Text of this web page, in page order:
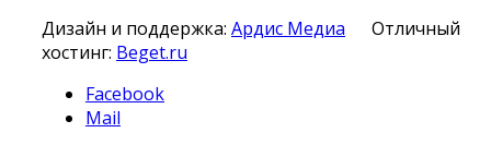
Дизайн и поддержка: Ардис Медиа
Отличный
хостинг: Beget.ru
Facebook
Mail